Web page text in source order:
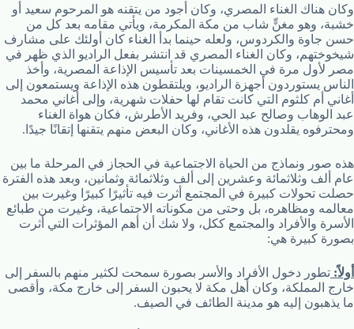
وكان هناك الغناء المصري، وكان أجود من يتقنه هو المرحوم سعيد أو
خشبة، وهو مغنٍّ شاب من مكة المكرمة، ويأتي مقامه بعد كل من
حسن جاوة والكردوس، ولعله حينما بدأ الغناء كان أولئك على مشارف
شيخوختهم، وكان الغناء المصري قد انتشر بفعل الراديو الذي ظهر في
مصر لأول مرة في الخمسينات بعد تأسيس الإذاعة المصرية، وأخذ
الناس يستوردون أجهزة الراديو، ويلتقطون هذه الإذاعة ويستمعون إلى
أغاني أم كلثوم التي كانت تقام لها حفلات شهرية، وإلى أغاني محمد
عبد الوهاب وصالح عبد الحي، وفريد الأطرش، فكان هواة الغناء
ومحترفوه يقلدون هذه الأغاني، وكان البعض منهم يتقنها إتقانًا جيدًا.
هذه صور ونماذج من الحياة الاجتماعية في الحجاز في المرحلة ما بين
عام ألف وثلاثمائة وعشرين إلى ألف وثلاثمائة وثمانين، وبعد هذه الفترة
حصلت تحولات كبيرة في المجتمع أثرت فيه تأثيرًا كبيرًا وغيرت بين
معالمه ومظاهره، بل وحتى من مكوناته الاجتماعية، وغيرت من طبائع
الأسرة والأفراد والمجتمع ككل، ولا شك أن أهم المؤثرات التي أثرت
بصورة كبيرة هي:
أولاً: تطور دخول الأفراد والأسر بصورة سمحت لكثير منهم بالسفر إلى
خارج المملكة، وكان أهل مكة لا يحبون السفر إلى خارج مكة، وأقصى
ما يذهبون إليه هو مدينة الطائف في الصيف.